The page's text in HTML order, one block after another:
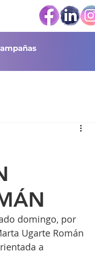
domingo, por
Ugarte Román
a